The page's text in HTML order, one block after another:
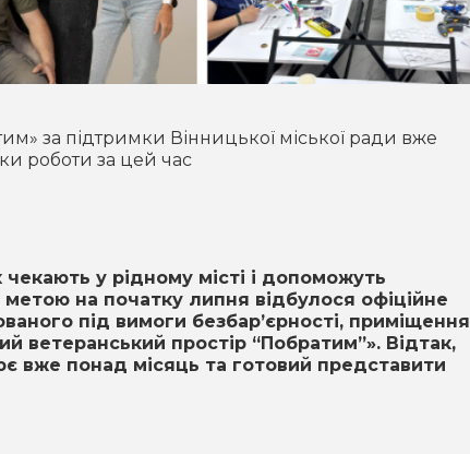
за підтримки Вінницької міської ради вже
роботи за цей час
у рідному місті і допоможуть
на початку липня відбулося офіційне
під вимоги безбар’єрності, приміщення
ветеранський простір “Побратим”». Відтак,
вже понад місяць та готовий представити